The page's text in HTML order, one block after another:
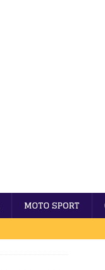
MOTO SPORT